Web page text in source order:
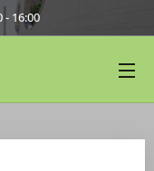
- 16:00